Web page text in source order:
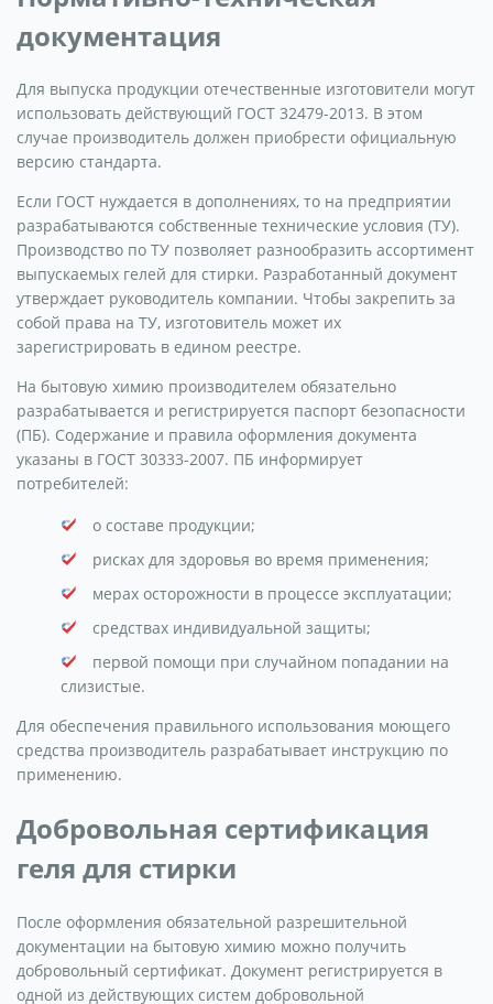
документация
Для выпуска продукции отечественные изготовители могут
использовать действующий ГОСТ 32479-2013. В этом
случае производитель должен приобрести официальную
версию стандарта.
Если ГОСТ нуждается в дополнениях, то на предприятии
разрабатываются собственные технические условия (ТУ).
Производство по ТУ позволяет разнообразить ассортимент
выпускаемых гелей для стирки. Разработанный документ
утверждает руководитель компании. Чтобы закрепить за
собой права на ТУ, изготовитель может их
зарегистрировать в едином реестре.
На бытовую химию производителем обязательно
разрабатывается и регистрируется паспорт безопасности
(ПБ). Содержание и правила оформления документа
указаны в ГОСТ 30333-2007. ПБ информирует
потребителей:
о составе продукции;
рисках для здоровья во время применения;
мерах осторожности в процессе эксплуатации;
средствах индивидуальной защиты;
первой помощи при случайном попадании на
слизистые.
Для обеспечения правильного использования моющего
средства производитель разрабатывает инструкцию по
применению.
Добровольная сертификация
геля для стирки
После оформления обязательной разрешительной
документации на бытовую химию можно получить
добровольный сертификат. Документ регистрируется в
одной из действующих систем добровольной